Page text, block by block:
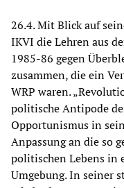
26.4. Mit Blick auf
IKVI die Lehren aus
1985-86 gegen
zusammen, die ein
WRP waren.
politische Antipode
Opportunismus in
Anpassung an die so
politischen Lebens in
Umgebung. In seiner